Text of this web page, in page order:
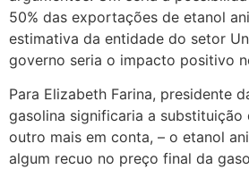
50% das exportações de etanol
estimativa da entidade do setor
governo seria o impacto positivo
Para Elizabeth Farina, presidente
gasolina significaria a
outro mais em conta, – o etanol
algum recuo no preço final da